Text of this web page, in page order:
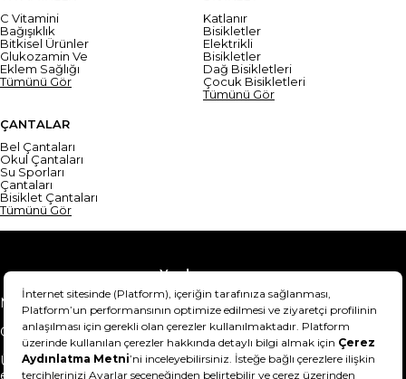
C Vitamini
Bağışıklık
Bitkisel Ürünler
Glukozamin Ve
Eklem Sağlığı
Tümünü Gör
Katlanır
Bisikletler
Elektrikli
Bisikletler
Dağ Bisikletleri
Çocuk Bisikletleri
Tümünü Gör
ÇANTALAR
Bel Çantaları
Okul Çantaları
Su Sporları
Çantaları
Bisiklet Çantaları
Tümünü Gör
Yardım
Mesafeli Satış Sözleşmesi
Teslimat Bilgisi
Gizlilik Sözleşmesi
Şartlar & Koşullar
Ürünümü nasıl iade
edebilirim?
Hakkımızda